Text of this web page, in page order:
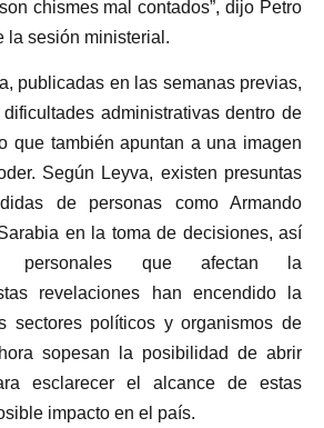
chismes mal contados”, dijo Petro
la sesión ministerial.
publicadas en las semanas previas,
administrativas dentro de
que también apuntan a una imagen
Según Leyva, existen presuntas
de personas como Armando
en la toma de decisiones, así
personales que afectan la
revelaciones han encendido la
sectores políticos y organismos de
sopesan la posibilidad de abrir
esclarecer el alcance de estas
impacto en el país.